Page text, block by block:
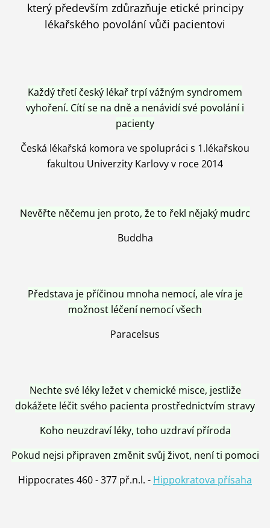
který především zdůrazňuje etické principy
lékařského povolání vůči pacientovi
Každý třetí český lékař trpí vážným syndromem
vyhoření. Cítí se na dně a nenávidí své povolání i
pacienty
Česká lékařská komora ve spolupráci s 1.lékařskou
fakultou Univerzity Karlovy v roce 2014
Nevěřte něčemu jen proto, že to řekl nějaký mudrc
Buddha
Představa je příčinou mnoha nemocí, ale víra je
možnost léčení nemocí všech
Paracelsus
Nechte své léky ležet v chemické misce, jestliže
dokážete léčit svého pacienta prostřednictvím stravy
Koho neuzdraví léky, toho uzdraví příroda
Pokud nejsi připraven změnit svůj život, není ti pomoci
Hippocrates 460 - 377 př.n.l. - Hippokratova přísaha